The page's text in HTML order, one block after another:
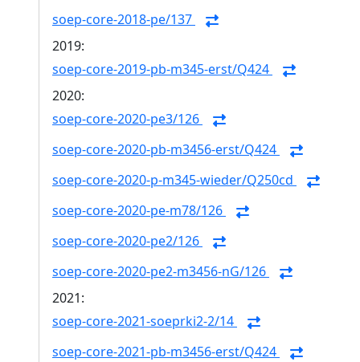
soep-core-2018-pe/137
2019:
soep-core-2019-pb-m345-erst/Q424
2020:
soep-core-2020-pe3/126
soep-core-2020-pb-m3456-erst/Q424
soep-core-2020-p-m345-wieder/Q250cd
soep-core-2020-pe-m78/126
soep-core-2020-pe2/126
soep-core-2020-pe2-m3456-nG/126
2021:
soep-core-2021-soeprki2-2/14
soep-core-2021-pb-m3456-erst/Q424